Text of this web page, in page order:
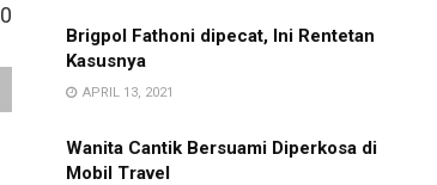
0
Brigpol Fathoni dipecat, Ini Rentetan
Kasusnya
APRIL 13, 2021
Wanita Cantik Bersuami Diperkosa di
Mobil Travel